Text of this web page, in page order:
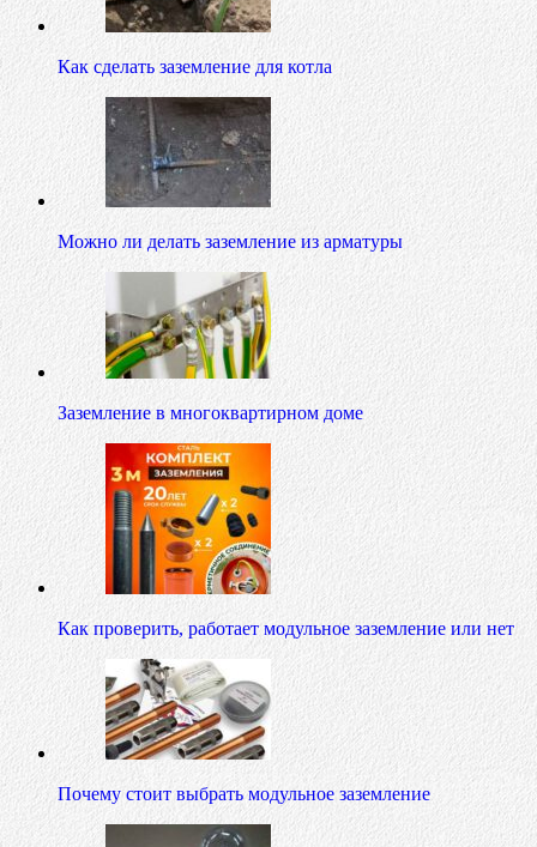
Как сделать заземление для котла
Можно ли делать заземление из арматуры
Заземление в многоквартирном доме
Как проверить, работает модульное заземление или нет
Почему стоит выбрать модульное заземление